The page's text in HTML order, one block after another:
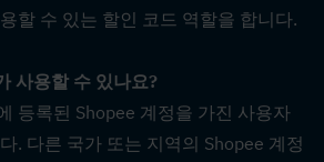
할 수 있는 할인 코드 역할을 합니다.
사용할 수 있나요?
등록된 Shopee 계정을 가진 사용자
. 다른 국가 또는 지역의 Shopee 계정